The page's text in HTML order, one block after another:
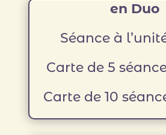
en Duo
Séance à
Carte de 5
Carte de 10